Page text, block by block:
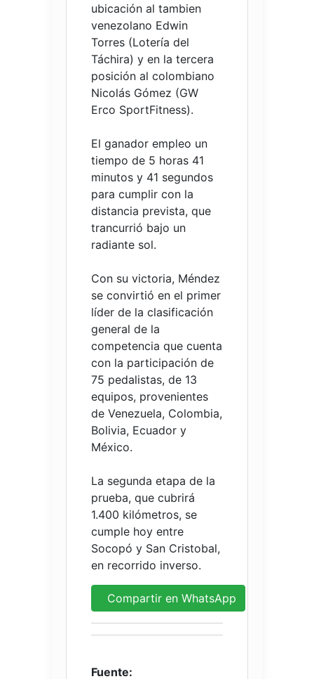
ubicación al tambien
venezolano Edwin
Torres (Lotería del
Táchira) y en la tercera
posición al colombiano
Nicolás Gómez (GW
Erco SportFitness).
El ganador empleo un
tiempo de 5 horas 41
minutos y 41 segundos
para cumplir con la
distancia prevista, que
trancurrió bajo un
radiante sol.
Con su victoria, Méndez
se convirtió en el primer
líder de la clasificación
general de la
competencia que cuenta
con la participación de
75 pedalistas, de 13
equipos, provenientes
de Venezuela, Colombia,
Bolivia, Ecuador y
México.
La segunda etapa de la
prueba, que cubrirá
1.400 kilómetros, se
cumple hoy entre
Socopó y San Cristobal,
en recorrido inverso.
Compartir en WhatsApp
Fuente: